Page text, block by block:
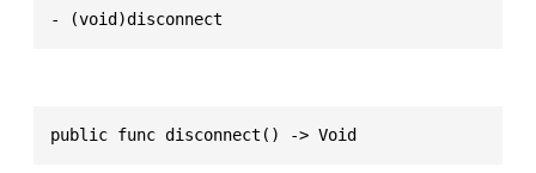
- (void)disconnect
public func disconnect() -> Void